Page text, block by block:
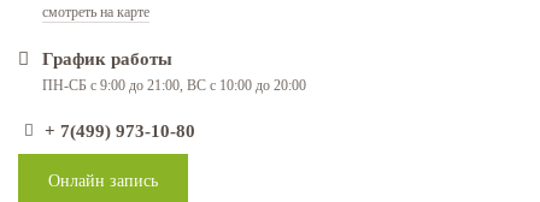
смотреть на карте
График работы
ПН-СБ с 9:00 до 21:00, ВС с 10:00 до 20:00
+ 7(499) 973-10-80
Онлайн запись